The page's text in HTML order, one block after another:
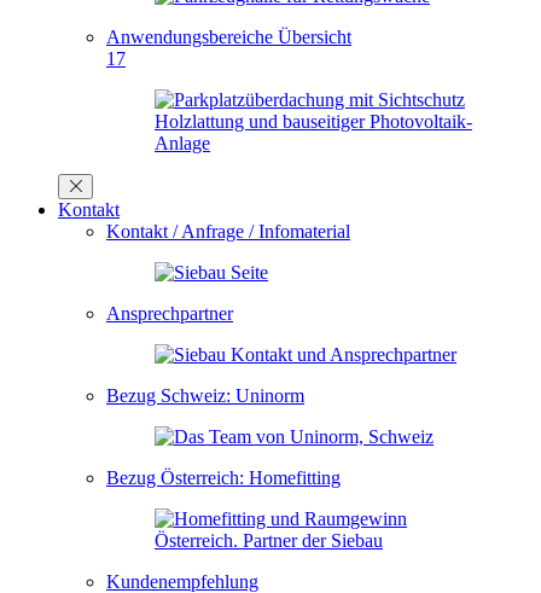
Anwendungsbereiche Übersicht
17
Kontakt
Kontakt / Anfrage / Infomaterial
Ansprechpartner
Bezug Schweiz: Uninorm
Bezug Österreich: Homefitting
Kundenempfehlung